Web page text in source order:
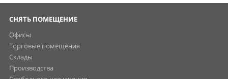
СНЯТЬ ПОМЕЩЕНИЕ
Офисы
Торговые помещения
Склады
Производства